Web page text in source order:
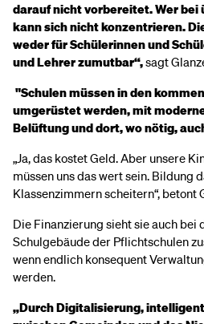
darauf nicht vorbereitet. Wer bei
kann sich nicht konzentrieren.
weder für Schülerinnen und
und Lehrer zumutbar“,sagt
"Schulen müssen in den
umgerüstet werden, mit
Belüftung und dort, wo nötig,
„Ja, das kostet Geld. Aber unsere
müssen uns das wert sein. Bildung
Klassenzimmern scheitern“, betont
Die Finanzierung sieht sie auch bei
Schulgebäude der Pflichtschulen
wenn endlich konsequent
werden.
„Durch Digitalisierung,